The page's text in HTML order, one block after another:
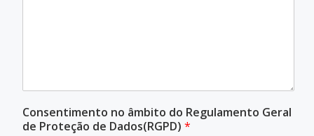
Consentimento no âmbito do Regulamento Geral
de Proteção de Dados(RGPD) *